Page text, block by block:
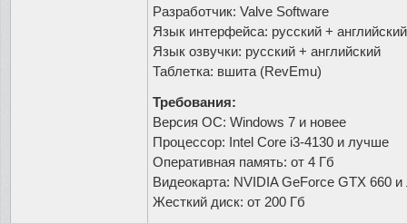
Разработчик: Valve Software
Язык интерфейса: русский + английский
Язык озвучки: русский + английский
Таблетка: вшита (RevEmu)
Требования:
Версия ОС: Windows 7 и новее
Процессор: Intel Core i3-4130 и лучше
Оперативная память: от 4 Гб
Видеокарта: NVIDIA GeForce GTX 660
Жесткий диск: от 200 Гб